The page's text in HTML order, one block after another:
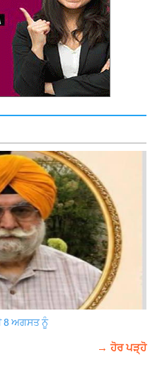
8 ਅਗਸਤ ਨੂੰ
→ ਹੋਰ ਪੜ੍ਹੋ